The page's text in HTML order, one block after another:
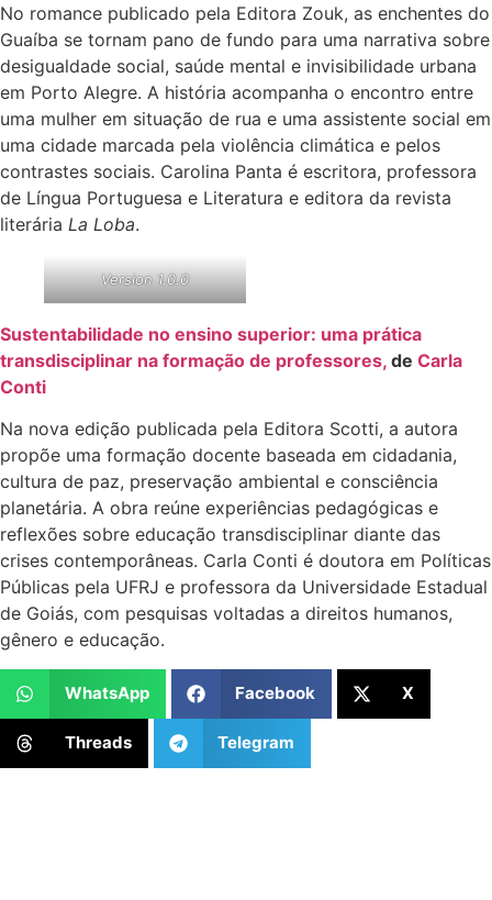
No romance publicado pela Editora Zouk, as enchentes do
Guaíba se tornam pano de fundo para uma narrativa sobre
desigualdade social, saúde mental e invisibilidade urbana
em Porto Alegre. A história acompanha o encontro entre
uma mulher em situação de rua e uma assistente social em
uma cidade marcada pela violência climática e pelos
contrastes sociais. Carolina Panta é escritora, professora
de Língua Portuguesa e Literatura e editora da revista
literária La Loba.
Version 1.0.0
Sustentabilidade no ensino superior: uma prática
transdisciplinar na formação de professores, de Carla
Conti
Na nova edição publicada pela Editora Scotti, a autora
propõe uma formação docente baseada em cidadania,
cultura de paz, preservação ambiental e consciência
planetária. A obra reúne experiências pedagógicas e
reflexões sobre educação transdisciplinar diante das
crises contemporâneas. Carla Conti é doutora em Políticas
Públicas pela UFRJ e professora da Universidade Estadual
de Goiás, com pesquisas voltadas a direitos humanos,
gênero e educação.
WhatsApp Facebook X
Threads Telegram